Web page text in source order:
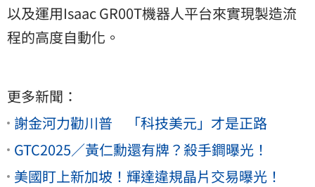
以及運用Isaac GR00T機器人平台來實現製造流
程的高度自動化。
更多新聞：
謝金河力勸川普 「科技美元」才是正路
GTC2025／黃仁勳還有牌？殺手鐧曝光！
美國盯上新加坡！輝達違規晶片交易曝光！